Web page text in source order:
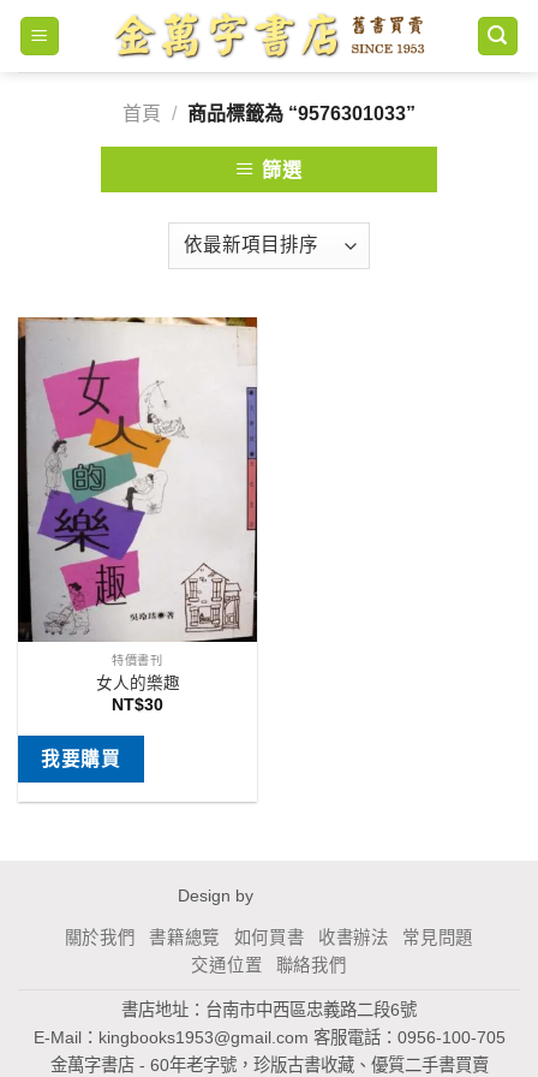
Skip
content
首頁
/ 商品標籤為 “9576301033”
篩選
特價書刊
女人的樂趣
NT$30
我要購買
Design by
關於我們 書籍總覽 如何買書 收書辦法
常見問題
交通位置
聯絡我們
書店地址：台南市中西區忠義路二段6號
E-Mail： kingbooks1953@gmail.com 客服電話：0956-100-705
金萬字書店 - 60年老字號，珍版古書收藏、優質二手書買賣